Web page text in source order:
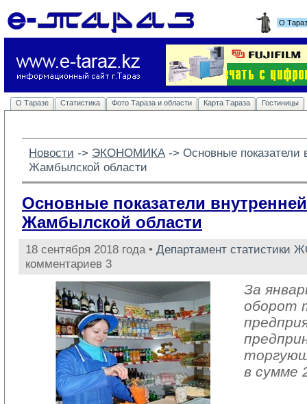
О
О Таразе Статистика Фото Тараза и области Карта Тараза Гостиницы
Новости -> ЭКОНОМИКА -> Основные показатели
Жамбылской области
Основные показатели
Жамбылской области
18 сентября 2018 года • Департамент статистики
комментариев 3
За
оборот
в сумме